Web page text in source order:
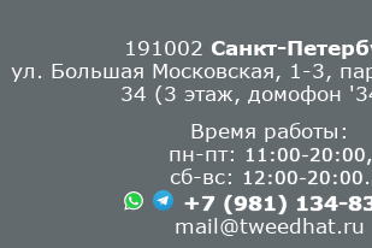
191002 Санкт-
ул. Большая Московская, 1-3,
34 (3 этаж, домофон
Время работы:
пн-пт:
11:00-20:00,
сб-вс: 12:00-20:00.
+7 (981) 134-
mail@tweedhat.ru